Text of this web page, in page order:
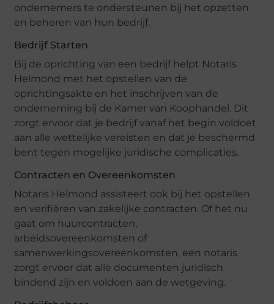
ondernemers te ondersteunen bij het opzetten
en beheren van hun bedrijf.
Bedrijf Starten
Bij de oprichting van een bedrijf helpt Notaris
Helmond met het opstellen van de
oprichtingsakte en het inschrijven van de
onderneming bij de Kamer van Koophandel. Dit
zorgt ervoor dat je bedrijf vanaf het begin voldoet
aan alle wettelijke vereisten en dat je beschermd
bent tegen mogelijke juridische complicaties.
Contracten en Overeenkomsten
Notaris Helmond assisteert ook bij het opstellen
en verifiëren van zakelijke contracten. Of het nu
gaat om huurcontracten,
arbeidsovereenkomsten of
samenwerkingsovereenkomsten, een notaris
zorgt ervoor dat alle documenten juridisch
bindend zijn en voldoen aan de wetgeving.